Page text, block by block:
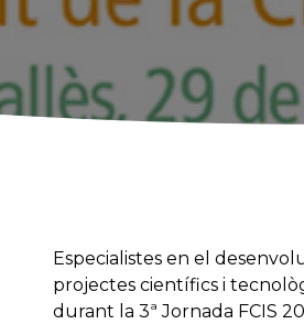
Especialistes en el
projectes científics i
durant la 3ª Jornada FCIS